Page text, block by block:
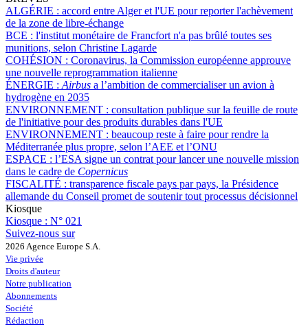
ALGÉRIE : accord entre Alger et l'UE pour reporter l'achèvement
de la zone de libre-échange
BCE : l'institut monétaire de Francfort n'a pas brûlé toutes ses
munitions, selon Christine Lagarde
COHÉSION : Coronavirus, la Commission européenne approuve
une nouvelle reprogrammation italienne
ÉNERGIE : Airbus a l’ambition de commercialiser un avion à
hydrogène en 2035
ENVIRONNEMENT : consultation publique sur la feuille de route
de l'initiative pour des produits durables dans l'UE
ENVIRONNEMENT : beaucoup reste à faire pour rendre la
Méditerranée plus propre, selon l’AEE et l’ONU
ESPACE : l’ESA signe un contrat pour lancer une nouvelle mission
dans le cadre de Copernicus
FISCALITÉ : transparence fiscale pays par pays, la Présidence
allemande du Conseil promet de soutenir tout processus décisionnel
Kiosque
Kiosque : N° 021
Suivez-nous sur
2026 Agence Europe S.A.
Vie privée
Droits d'auteur
Notre publication
Abonnements
Société
Rédaction